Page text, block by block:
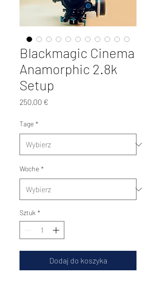
Blackmagic Cinema
Anamorphic 2.8k
Setup
250,00 €
Tage *
Woche *
Sztuk *
Dodaj do koszyka